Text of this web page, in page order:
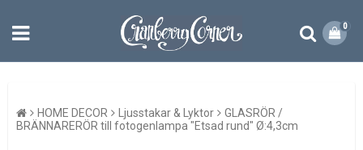
0
HOME DECOR Ljusstakar & Lyktor
GLASRÖR /
BRÄNNARERÖR till fotogenlampa "Etsad rund" Ø:4,3cm